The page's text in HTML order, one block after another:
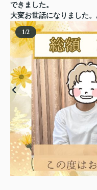
できました。
大変お世話になりました
1/2